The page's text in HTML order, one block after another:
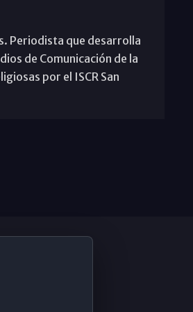
Periodista que desarrolla
de Comunicación de la
por el ISCR San